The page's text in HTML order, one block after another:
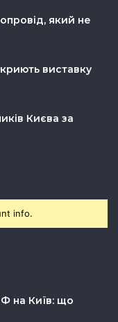
який не
виставку
Києва за
info.
на Київ: що